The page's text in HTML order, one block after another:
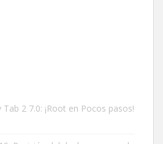
Tab 2 7.0: ¡Root en Pocos pasos!